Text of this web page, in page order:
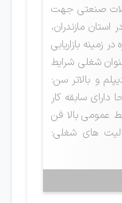
آلات صنعتی جهت
مازندران،
زمینه بازاریابی
شغلی شرایط
و بالاتر سن:
ترجیحا دارای سابقه کار
عمومی بالا فن
های شغلی: